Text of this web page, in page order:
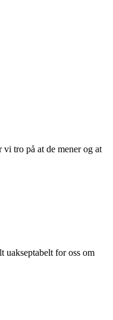
tro på at de mener og at
uakseptabelt for oss om